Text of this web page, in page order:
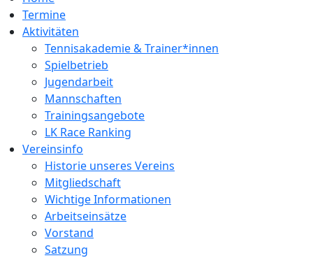
Termine
Aktivitäten
Tennisakademie & Trainer*innen
Spielbetrieb
Jugendarbeit
Mannschaften
Trainingsangebote
LK Race Ranking
Vereinsinfo
Historie unseres Vereins
Mitgliedschaft
Wichtige Informationen
Arbeitseinsätze
Vorstand
Satzung